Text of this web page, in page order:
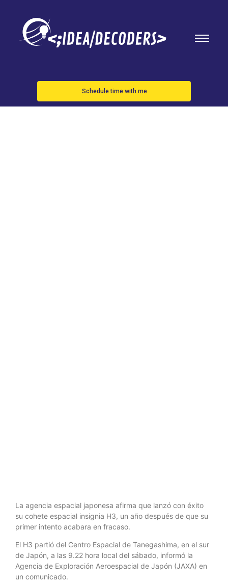
Schedule time with me
Japón lanza
La agencia espacial japonesa afirma que lanzó con éxito
su cohete espacial insignia H3, un año después de que su
primer intento acabara en fracaso.
El H3 partió del Centro Espacial de Tanegashima, en el sur
de Japón, a las 9.22 hora local del sábado, informó la
Agencia de Exploración Aeroespacial de Japón (JAXA) en
un comunicado.